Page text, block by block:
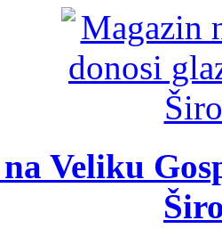
Veliku